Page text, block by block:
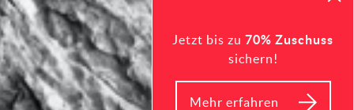
Jetzt bis zu 70% Zuschuss
sichern!
Mehr erfahren